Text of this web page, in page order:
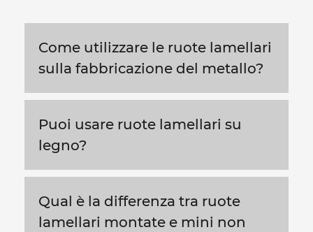
Come utilizzare le ruote lamellari
sulla fabbricazione del metallo?
Puoi usare ruote lamellari su
legno?
Qual è la differenza tra ruote
lamellari montate e mini non